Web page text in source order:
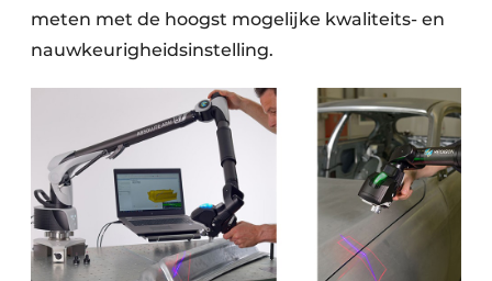
meten met de hoogst mogelijke kwaliteits- en
nauwkeurigheidsinstelling.